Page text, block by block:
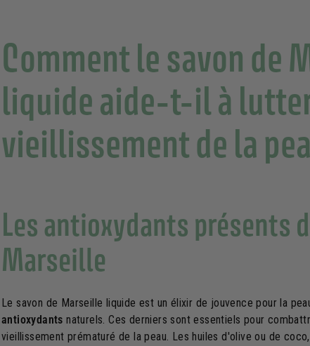
Comment le savon de
liquide aide-t-il à
vieillissement de la
Les antioxydants présents
Marseille
Le savon de Marseille liquide est un élixir de jouvence pour la
antioxydants naturels. Ces derniers sont essentiels pour
vieillissement prématuré de la peau. Les huiles d'olive ou de